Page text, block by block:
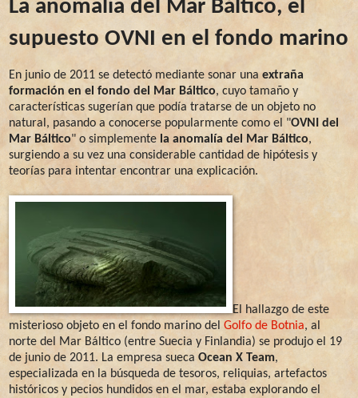
La anomalía del Mar Báltico, el
supuesto OVNI en el fondo marino
En junio de 2011 se detectó mediante sonar una extraña
formación en el fondo del Mar Báltico, cuyo tamaño y
características sugerían que podía tratarse de un objeto no
natural, pasando a conocerse popularmente como el "OVNI del
Mar Báltico" o simplemente la anomalía del Mar Báltico,
surgiendo a su vez una considerable cantidad de hipótesis y
teorías para intentar encontrar una explicación.
El hallazgo de este
misterioso objeto en el fondo marino del Golfo de Botnia, al
norte del Mar Báltico (entre Suecia y Finlandia) se produjo el 19
de junio de 2011. La empresa suecaOcean X Team,
especializada en la búsqueda de tesoros, reliquias, artefactos
históricos y pecios hundidos en el mar, estaba explorando el